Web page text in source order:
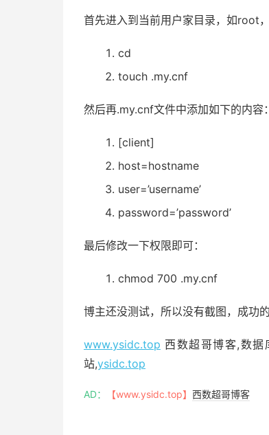
首先进入到当前用户家目录，如root，
cd
touch .my.cnf
然后再.my.cnf文件中添加如下的内容：
[client]
host=hostname
user=’username’
password=’password’
最后修改一下权限即可：
chmod 700 .my.cnf
博主还没测试，所以没有截图，成功
www.ysidc.top 西数超哥博客,数
站,ysidc.top
AD： 【www.ysidc.top】 西数超哥博客